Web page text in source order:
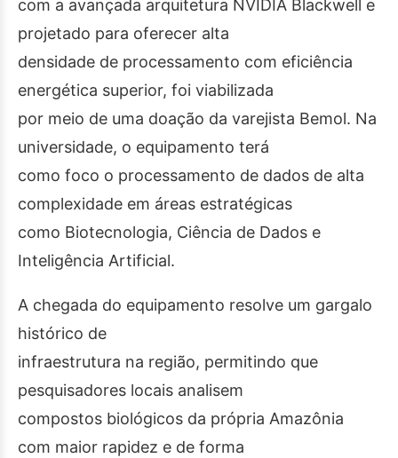
com a avançada arquitetura NVIDIA Blackwell e
projetado para oferecer alta
densidade de processamento com eficiência
energética superior, foi viabilizada
por meio de uma doação da varejista Bemol. Na
universidade, o equipamento terá
como foco o processamento de dados de alta
complexidade em áreas estratégicas
como Biotecnologia, Ciência de Dados e
Inteligência Artificial.
A chegada do equipamento resolve um gargalo
histórico de
infraestrutura na região, permitindo que
pesquisadores locais analisem
compostos biológicos da própria Amazônia
com maior rapidez e de forma